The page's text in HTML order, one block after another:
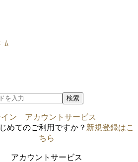
ﾑ
検索
ン
アカウントサービス
めてのご利用ですか？ 新規登録はこ
ちら
アカウントサービス